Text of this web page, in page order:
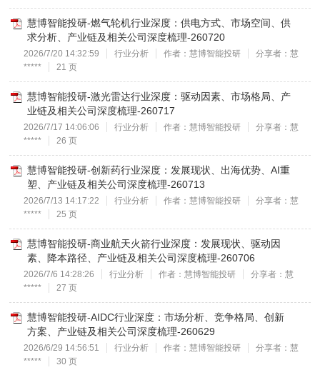
慧博智能投研-燃气轮机行业深度：供电方式、市场空间、供
求分析、产业链及相关公司深度梳理-260720
2026/7/20 14:32:59 行业分析 作者：慧博智能投研
分享者：慧
*****
21 页
慧博智能投研-激光雷达行业深度：驱动因素、市场格局、产
业链及相关公司深度梳理-260717
2026/7/17 14:06:06 行业分析 作者：慧博智能投研
分享者：慧
*****
26 页
慧博智能投研-创新药行业深度：发展现状、出海优势、AI重
塑、产业链及相关公司深度梳理-260713
2026/7/13 14:17:22 行业分析 作者：慧博智能投研
分享者：慧
*****
25 页
慧博智能投研-商业航天火箭行业深度：发展现状、驱动因
素、降本路径、产业链及相关公司深度梳理-260706
2026/7/6 14:28:26 行业分析 作者：慧博智能投研
分享者：慧
*****
27 页
慧博智能投研-AIDC行业深度：市场分析、竞争格局、创新
方案、产业链及相关公司深度梳理-260629
2026/6/29 14:56:51 行业分析 作者：慧博智能投研
分享者：慧
*****
30 页